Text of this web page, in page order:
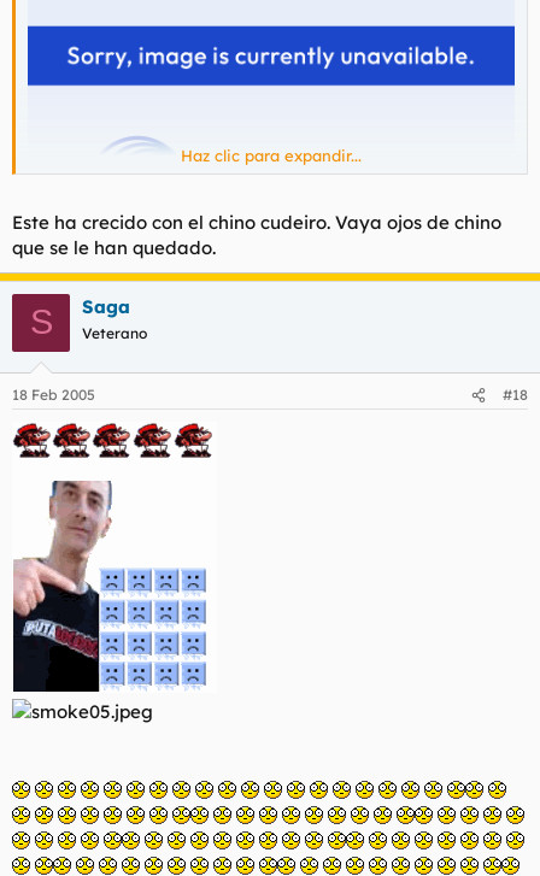
Haz clic para expandir...
Este ha crecido con el chino cudeiro. Vaya ojos de chino
que se le han quedado.
S Saga
Veterano
18 Feb 2005 #18